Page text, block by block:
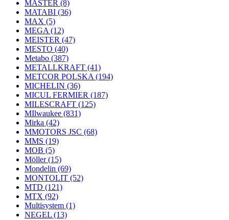
MASTER (8)
MATABI (36)
MAX (5)
MEGA (12)
MEISTER (47)
MESTO (40)
Metabo (387)
METALLKRAFT (41)
METCOR POLSKA (194)
MICHELIN (36)
MICUL FERMIER (187)
MILESCRAFT (125)
MIlwaukee (831)
Mirka (42)
MMOTORS JSC (68)
MMS (19)
MOB (5)
Möller(15)
Mondelin (69)
MONTOLIT (52)
MTD (121)
MTX (92)
Multisystem (1)
NEGEL (13)